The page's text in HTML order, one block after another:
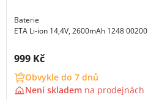
Baterie
ETA Li-ion 14,4V, 2600mAh 1248 00200
Cena s DPH:
999 Kč
Obvykle do 7 dnů
Není skladem na prodejnách